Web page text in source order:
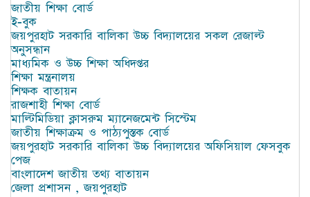
জাতীয় শিক্ষা বোর্ড
ই-বুক
জয়পুরহাট সরকারি বালিকা উচ্চ বিদ্যালয়ের সকল রেজাল্ট
অনুসন্ধান
মাধ্যমিক ও উচ্চ শিক্ষা অধিদপ্তর
শিক্ষা মন্ত্রনালয়
শিক্ষক বাতায়ন
রাজশাহী শিক্ষা বোর্ড
মাল্টিমিডিয়া ক্লাসরুম ম্যানেজমেন্ট সিস্টেম
জাতীয় শিক্ষাক্রম ও পাঠ্যপুস্তক বোর্ড
জয়পুরহাট সরকারি বালিকা উচ্চ বিদ্যালয়ের অফিসিয়াল ফেসবুক
পেজ
বাংলাদেশ জাতীয় তথ্য বাতায়ন
জেলা প্রশাসন , জয়পুরহাট